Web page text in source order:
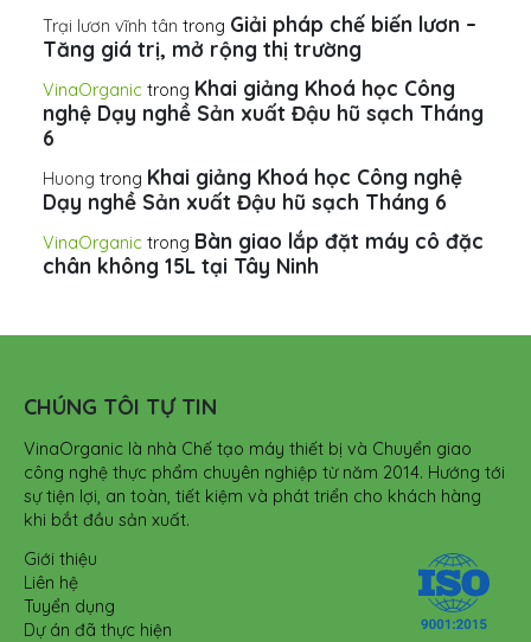
Trại lươn vĩnh tân trong Giải pháp chế biến lươn –
Tăng giá trị, mở rộng thị trường
VinaOrganic trong Khai giảng Khoá học Công
nghệ Dạy nghề Sản xuất Đậu hũ sạch Tháng
6
Huong trong Khai giảng Khoá học Công nghệ
Dạy nghề Sản xuất Đậu hũ sạch Tháng 6
VinaOrganic trong Bàn giao lắp đặt máy cô đặc
chân không 15L tại Tây Ninh
CHÚNG TÔI TỰ TIN
VinaOrganic là nhà Chế tạo máy thiết bị và Chuyển giao
công nghệ thực phẩm chuyên nghiệp từ năm 2014. Hướng tới
sự tiện lợi, an toàn, tiết kiệm và phát triển cho khách hàng
khi bắt đầu sản xuất.
Giới thiệu
Liên hệ
Tuyển dụng
Dự án đã thực hiện